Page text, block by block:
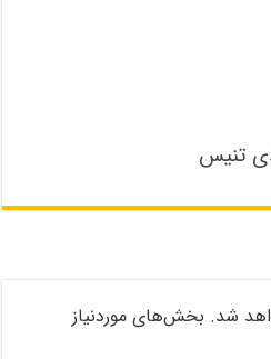
تنیس
شد. بخش‌های موردنیاز